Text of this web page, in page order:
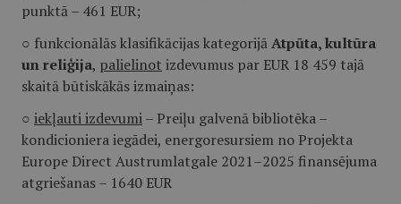
punktā – 461 EUR;
○ funkcionālās klasifikācijas kategorijāAtpūta, kultūra
un reliģija, palielinot izdevumus par EUR 18 459 tajā
skaitā būtiskākās izmaiņas:
○ iekļauti izdevumi– Preiļu galvenā bibliotēka –
kondicioniera iegādei, energoresursiem no Projekta
Europe Direct Austrumlatgale 2021–2025 finansējuma
atgriešanas – 1640 EUR